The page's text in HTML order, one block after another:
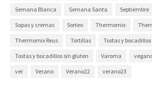
Semana Blanca Semana Santa Septiembre
Sopas y cremas Sorteo Thermomix
Thermomix Reus Tortillas Tostas y bocadillos
Tostas y bocadillos sin gluten Varoma
ver Verano Verano22 verano23